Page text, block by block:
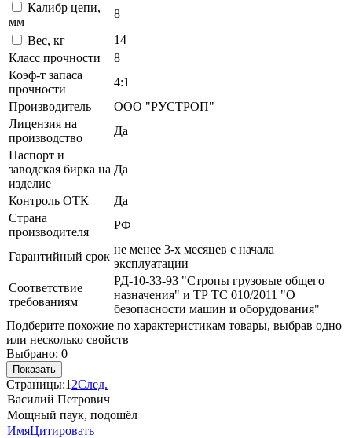
Калибр цепи,
мм
8
Вес, кг
14
Класс прочности
8
Коэф-т запаса
прочности
4:1
Производитель
ООО "РУСТРОП"
Лицензия на
производство
Да
Паспорт и
заводская бирка на
изделие
Да
Контроль ОТК
Да
Страна
производителя
РФ
Гарантийный срок
не менее 3-х месяцев с начала
эксплуатации
Соответствие
требованиям
РД-10-33-93 "Стропы грузовые общего
назначения" и ТР ТС 010/2011 "О
безопасности машин и оборудования"
Подберите похожие по характеристикам товары, выбрав одно
или несколько свойств
Выбрано: 0
Показать
Страницы:1 2След.
Василий Петрович
Мощный паук, подошёл
ИмяЦитировать